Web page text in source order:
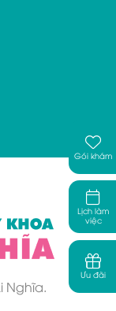
Nghĩa.
Gói khám
Lịch làm
việc
Ưu đãi